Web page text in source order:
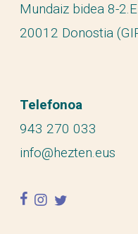
Mundaiz bidea 8-2.E
20012 Donostia
Telefonoa
943 270 033
info@hezten.eus
facebook
instagram
twitter